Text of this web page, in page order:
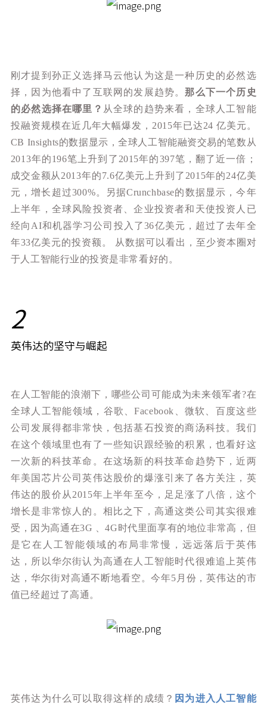
刚才提到孙正义选择马云他认为这是一种历史的必然选
择，因为他看中了互联网的发展趋势。那么下一个历史
的必然选择在哪里？ 从全球的趋势来看，全球人工智能
投融资规模在近几年大幅爆发，2015年已达24 亿美元。
CB Insights的数据显示，全球人工智能融资交易的笔数从
2013年的196笔上升到了2015年的397笔，翻了近一倍；
成交金额从2013年的7.6亿美元上升到了2015年的24亿美
元，增长超过300%。另据Crunchbase的数据显示，今年
上半年，全球风险投资者、企业投资者和天使投资人已
经向AI和机器学习公司投入了36亿美元，超过了去年全
年33亿美元的投资额。 从数据可以看出，至少资本圈对
于人工智能行业的投资是非常看好的。
2
英伟达的坚守与崛起
在人工智能的浪潮下，哪些公司可能成为未来领军者?在
全球人工智能领域，谷歌、Facebook、微软、百度这些
公司发展得都非常快，包括基石投资的商汤科技。我们
在这个领域里也有了一些知识跟经验的积累，也看好这
一次新的科技革命。在这场新的科技革命趋势下，近两
年美国芯片公司英伟达股价的爆涨引来了各方关注，英
伟达的股价从2015年上半年至今，足足涨了八倍，这个
增长是非常惊人的。相比之下，高通这类公司其实很难
受，因为高通在3G 、4G时代里面享有的地位非常高，但
是它在人工智能领域的布局非常慢，远远落后于英伟
达，所以华尔街认为高通在人工智能时代很难追上英伟
达，华尔街对高通不断地看空。今年5月份，英伟达的市
值已经超过了高通。
英伟达为什么可以取得这样的成绩？ 因为进入人工智能